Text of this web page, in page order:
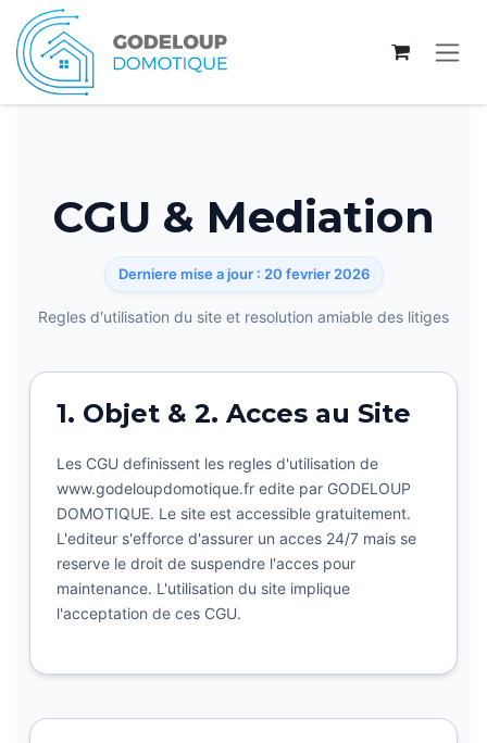
Se rendre au contenu
CGU & Mediation
Derniere mise a jour : 20 fevrier 2026
Regles d'utilisation du site et resolution amiable des litiges
1. Objet & 2. Acces au Site
Les CGU definissent les regles d'utilisation de
www.godeloupdomotique.fr edite par GODELOUP
DOMOTIQUE. Le site est accessible gratuitement.
L'editeur s'efforce d'assurer un acces 24/7 mais se
reserve le droit de suspendre l'acces pour
maintenance. L'utilisation du site implique
l'acceptation de ces CGU.